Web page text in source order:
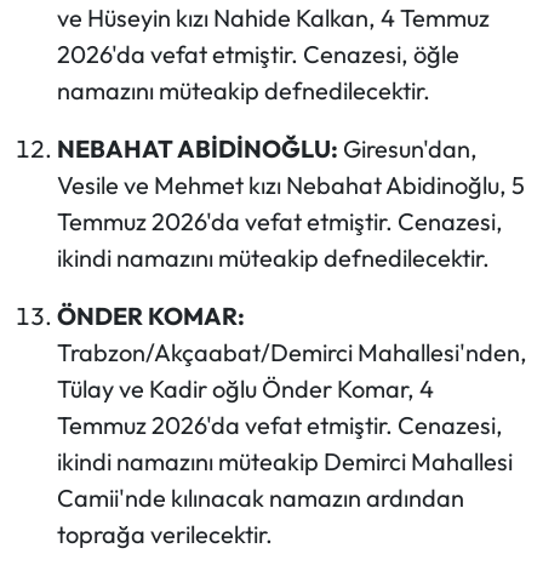
ve Hüseyin kızı Nahide Kalkan, 4 Temmuz
2026'da vefat etmiştir. Cenazesi, öğle
namazını müteakip defnedilecektir.
NEBAHAT ABİDİNOĞLU: Giresun'dan,
Vesile ve Mehmet kızı Nebahat Abidinoğlu, 5
Temmuz 2026'da vefat etmiştir. Cenazesi,
ikindi namazını müteakip defnedilecektir.
ÖNDER KOMAR:
Trabzon/Akçaabat/Demirci Mahallesi'nden,
Tülay ve Kadir oğlu Önder Komar, 4
Temmuz 2026'da vefat etmiştir. Cenazesi,
ikindi namazını müteakip Demirci Mahallesi
Camii'nde kılınacak namazın ardından
toprağa verilecektir.